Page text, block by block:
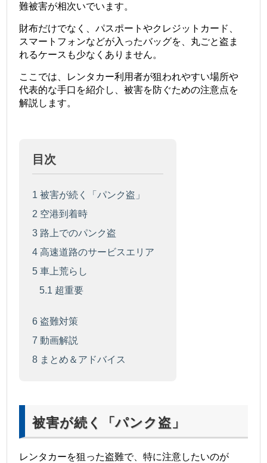
難被害が相次いでいます。
財布だけでなく、パスポートやクレジットカード、
スマートフォンなどが入ったバッグを、丸ごと盗ま
れるケースも少なくありません。
ここでは、レンタカー利用者が狙われやすい場所や
代表的な手口を紹介し、被害を防ぐための注意点を
解説します。
目次
1 被害が続く「パンク盗」
2 空港到着時
3 路上でのパンク盗
4 高速道路のサービスエリア
5 車上荒らし
5.1 超重要
6 盗難対策
7 動画解説
8 まとめ＆アドバイス
被害が続く「パンク盗」
レンタカーを狙った盗難で、特に注意したいのが